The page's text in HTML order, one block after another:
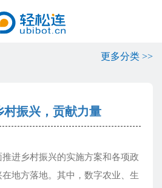
更多分类 >>
村振兴，贡献力量
进乡村振兴的实施方案和各项政
地方落地。其中，数字农业、生